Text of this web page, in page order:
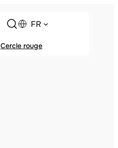
FR
Cercle rouge